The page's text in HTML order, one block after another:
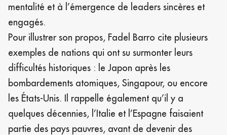
mentalité et à l’émergence de leaders sincères et
engagés.
Pour illustrer son propos, Fadel Barro cite plusieurs
exemples de nations qui ont su surmonter leurs
difficultés historiques : le Japon après les
bombardements atomiques, Singapour, ou encore
les États-Unis. Il rappelle également qu’il y a
quelques décennies, l’Italie et l’Espagne faisaient
partie des pays pauvres, avant de devenir des